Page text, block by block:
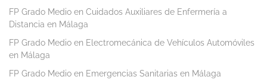
FP Grado Medio en Cuidados Auxiliares de Enfermería a
Distancia en Málaga
FP Grado Medio en Electromecánica de Vehículos Automóviles
en Málaga
FP Grado Medio en Emergencias Sanitarias en Málaga